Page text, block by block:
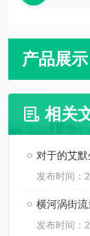
产品展示
相关
对于的艾
发布时间：
横河涡街
发布时间：